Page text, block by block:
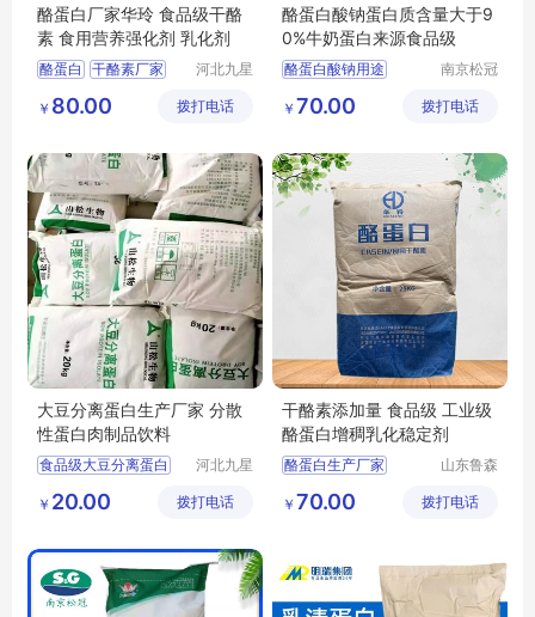
酪蛋白厂家华玲 食品级干酪
素 食用营养强化剂 乳化剂
酪蛋白
干酪素厂家
河北九星
有限公司
￥ 80.00 拨打电话
酪蛋白酸钠蛋白质含量大于9
0%牛奶蛋白来源食品级
酪蛋白酸钠用途
南京松冠
有限公司
￥ 70.00 拨打电话
大豆分离蛋白生产厂家 分散
性蛋白肉制品饮料
食品级大豆分离蛋白
大豆分离蛋白
河北九星
有限公司
￥ 20.00 拨打电话
干酪素添加量 食品级 工业级
酪蛋白增稠乳化稳定剂
酪蛋白生产厂家
食品级酪蛋白厂家
山东鲁森
有限公司
￥ 70.00 拨打电话